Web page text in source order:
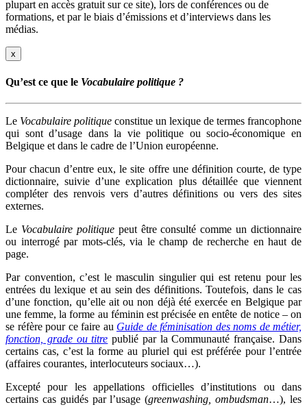
plupart en accès gratuit sur ce site), lors de conférences ou de
formations, et par le biais d’émissions et d’interviews dans les
médias.
x
Qu’est ce que le Vocabulaire politique ?
Le Vocabulaire politique constitue un lexique de termes francophone
qui sont d’usage dans la vie politique ou socio-économique en
Belgique et dans le cadre de l’Union européenne.
Pour chacun d’entre eux, le site offre une définition courte, de type
dictionnaire, suivie d’une explication plus détaillée que viennent
compléter des renvois vers d’autres définitions ou vers des sites
externes.
Le Vocabulaire politiquepeut être consulté comme un dictionnaire
ou interrogé par mots-clés, via le champ de recherche en haut de
page.
Par convention, c’est le masculin singulier qui est retenu pour les
entrées du lexique et au sein des définitions. Toutefois, dans le cas
d’une fonction, qu’elle ait ou non déjà été exercée en Belgique par
une femme, la forme au féminin est précisée en entête de notice – on
se réfère pour ce faire au Guide de féminisation des noms de métier,
fonction, grade ou titre publié par la Communauté française. Dans
certains cas, c’est la forme au pluriel qui est préférée pour l’entrée
(affaires courantes, interlocuteurs sociaux…).
Excepté pour les appellations officielles d’institutions ou dans
certains cas guidés par l’usage (greenwashing, ombudsman…), les